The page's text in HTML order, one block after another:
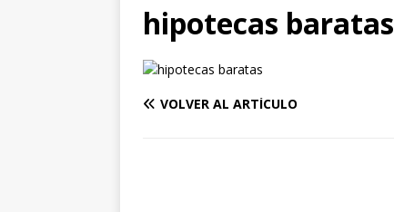
hipotecas baratas
VOLVER AL ARTÍCULO